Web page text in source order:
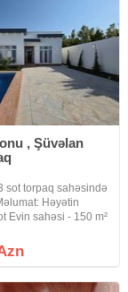
, Şüvəlan
sot torpaq sahəsində
Həyətin
Evin sahəsi - 150 m²
-2+1 Həyətində
Manqalni,